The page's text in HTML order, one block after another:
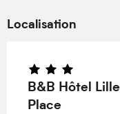
Localisation
B&B Hôtel
Place